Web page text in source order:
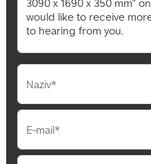
Naziv*
E-mail*